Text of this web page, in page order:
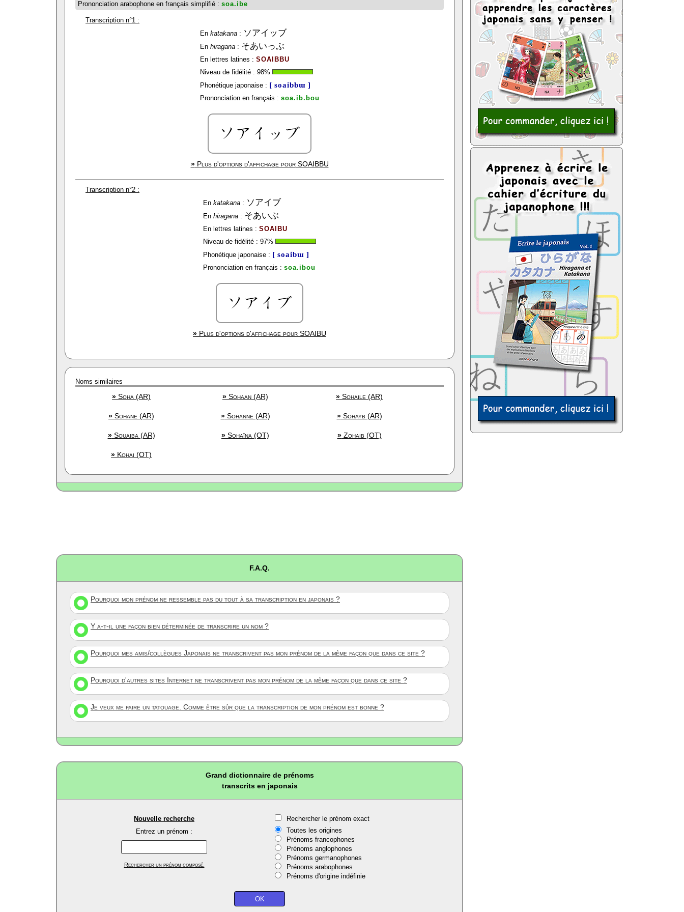
Prononciation arabophone en français simplifié : soa.ibe
Transcription n°1 :
En katakana: ソアイッブ
En hiragana: そあいっぶ
En lettres latines : SOAIBBU
Niveau de fidélité : 98%
Phonétique japonaise : [ soaibbɯ ]
Prononciation en français : soa.ib.bou
»Plus d'options d'affichage pourSOAIBBU
Transcription n°2 :
En katakana : ソアイブ
En hiragana : そあいぶ
En lettres latines : SOAIBU
Niveau de fidélité : 97%
Phonétique japonaise : [ soaibɯ ]
Prononciation en français : soa.ibou
» Plus d'options d'affichage pour SOAIBU
Noms similaires
» Soha (AR) » Sohaan (AR) » Sohaile (AR)
» Sohane (AR) »Sohanne (AR) »Sohayb (AR)
»Souaiba (AR) » Sohaïna (OT) »Zohaib (OT)
» Kohai (OT)
F.A.Q.
Pourquoi mon prénom ne ressemble pas du tout à sa transcription en japonais ?
Y a-t-il une façon bien déterminée de transcrire un nom ?
Pourquoi mes amis/collègues Japonais ne transcrivent pas mon prénom de la même façon que dans ce site ?
Pourquoi d'autres sites Internet ne transcrivent pas mon prénom de la même façon que dans ce site ?
Je veux me faire un tatouage. Comme être sûr que la transcription de mon prénom est bonne ?
Grand dictionnaire de prénoms
transcrits en japonais
Nouvelle recherche
Entrez un prénom :
Rechercher un prénom composé.
Rechercher le prénom exact
Toutes les origines
Prénoms francophones
Prénoms anglophones
Prénoms germanophones
Prénoms arabophones
Prénoms d'origine indéfinie